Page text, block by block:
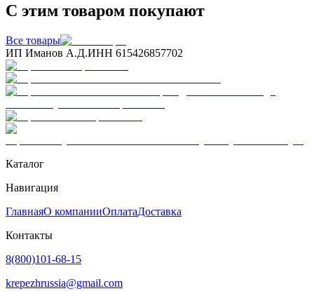
С этим товаром покупают
Все товары
ИП Иманов А.Д.ИНН 615426857702
Каталог
Навигация
ГлавнаяО компанииОплатаДоставка
Контакты
8(800)101-68-15
krepezhrussia@gmail.com